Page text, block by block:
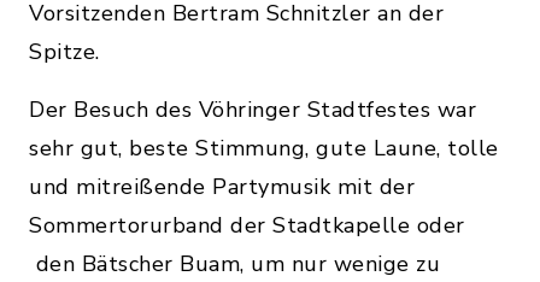
Vorsitzenden Bertram Schnitzler an der
Spitze.
Der Besuch des Vöhringer Stadtfestes war
sehr gut, beste Stimmung, gute Laune, tolle
und mitreißende Partymusik mit der
Sommertorurband der Stadtkapelle oder
den Bätscher Buam, um nur wenige zu